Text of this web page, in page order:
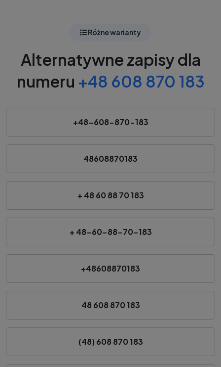
Różne warianty
Alternatywne zapisy dla
numeru +48 608 870 183
+48-608-870-183
48608870183
+ 48 60 88 70 183
+ 48-60-88-70-183
+48608870183
48 608 870 183
(48) 608 870 183